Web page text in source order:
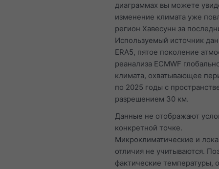
диаграммах вы можете
изменение климата уже
регион Хавесунн за
Используемый источник
ERA5, пятое поколение
реанализа ECMWF
климата, охватывающее
по 2025 годы с
разрешением 30 км.
Данные не отображают
конкретной точке.
Микроклиматические и
отличия не учитываются.
фактические температуры,